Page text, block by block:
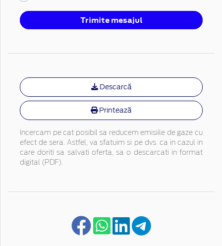
Trimite mesajul
Descarcă
Printează
Incercam pe cat posibil sa reducem emisiile de gaze cu
efect de sera. Astfel, va sfatuim si pe dvs. ca in cazul in
care doriti sa salvati oferta, sa o descarcati in format
digital (PDF).